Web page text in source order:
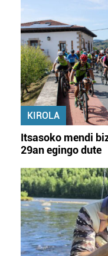
KIROLA
Itsasoko mendi
29an egingo dute